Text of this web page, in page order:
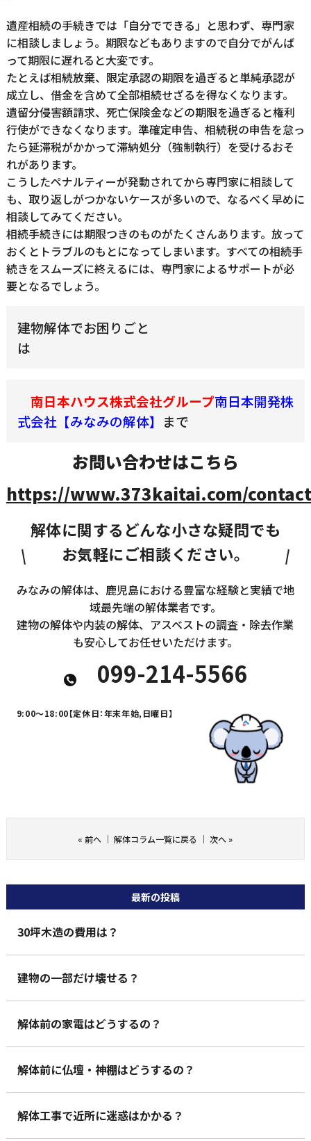
遺産相続の手続きでは「自分でできる」と思わず、専門家
に相談しましょう。期限などもありますので自分でがんば
って期限に遅れると大変です。
たとえば相続放棄、限定承認の期限を過ぎると単純承認が
成立し、借金を含めて全部相続せざるを得なくなります。
遺留分侵害額請求、死亡保険金などの期限を過ぎると権利
行使ができなくなります。準確定申告、相続税の申告を怠っ
たら延滞税がかかって滞納処分（強制執行）を受けるおそ
れがあります。
こうしたペナルティーが発動されてから専門家に相談して
も、取り返しがつかないケースが多いので、なるべく早めに
相談してみてください。
相続手続きには期限つきのものがたくさんあります。放って
おくとトラブルのもとになってしまいます。すべての相続手
続きをスムーズに終えるには、専門家によるサポートが必
要となるでしょう。
建物解体でお困りごと
南日本ハウス株式会社グループ南日本開発株
式会社【みなみの解体】 まで
お問い合わせはこちら
https://www.373kaitai.com/
解体に関するどんな小さな疑問でも
お気軽にご相談ください。
みなみの解体は、鹿児島における豊富な経験と実績で地
域最先端の解体業者です。
建物の解体や内装の解体、アスベストの調査・除去作業
も安心してお任せいただけます。
099-214-5566
9:00～18:00【定休日：年末年始,日曜日】
« 前へ ｜解体コラム一覧に戻る ｜次へ»
最新の投稿
30坪木造の費用は？
建物の一部だけ壊せる？
解体前の家電はどうするの？
解体前に仏壇・神棚はどうするの？
解体工事で近所に迷惑はかかる？